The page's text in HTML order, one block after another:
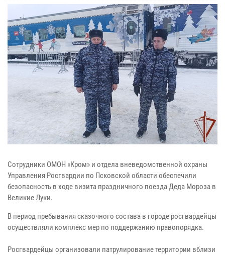
Сотрудники ОМОН «Кром» и отдела вневедомственной охраны
Управления Росгвардии по Псковской области обеспечили
безопасность в ходе визита праздничного поезда Деда Мороза в
Великие Луки.
В период пребывания сказочного состава в городе росгвардейцы
осуществляли комплекс мер по поддержанию правопорядка.
Росгвардейцы организовали патрулирование территории вблизи